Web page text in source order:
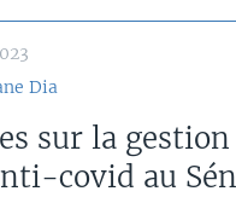
Dia
sur la gestion
covid au